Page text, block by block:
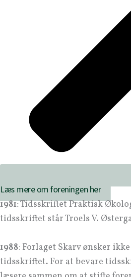
Læs mere om foreningen her
1981: Tidsskriftet Praktisk
tidsskriftet står Troels V.
1988: Forlaget Skarv ønsker
tidsskriftet. For at bevare